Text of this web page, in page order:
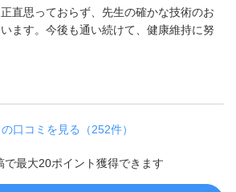
直思っておらず、先生の確かな技術のお
ます。今後も通い続けて、健康維持に努
口コミを見る（252件）
で最大20ポイント獲得できます